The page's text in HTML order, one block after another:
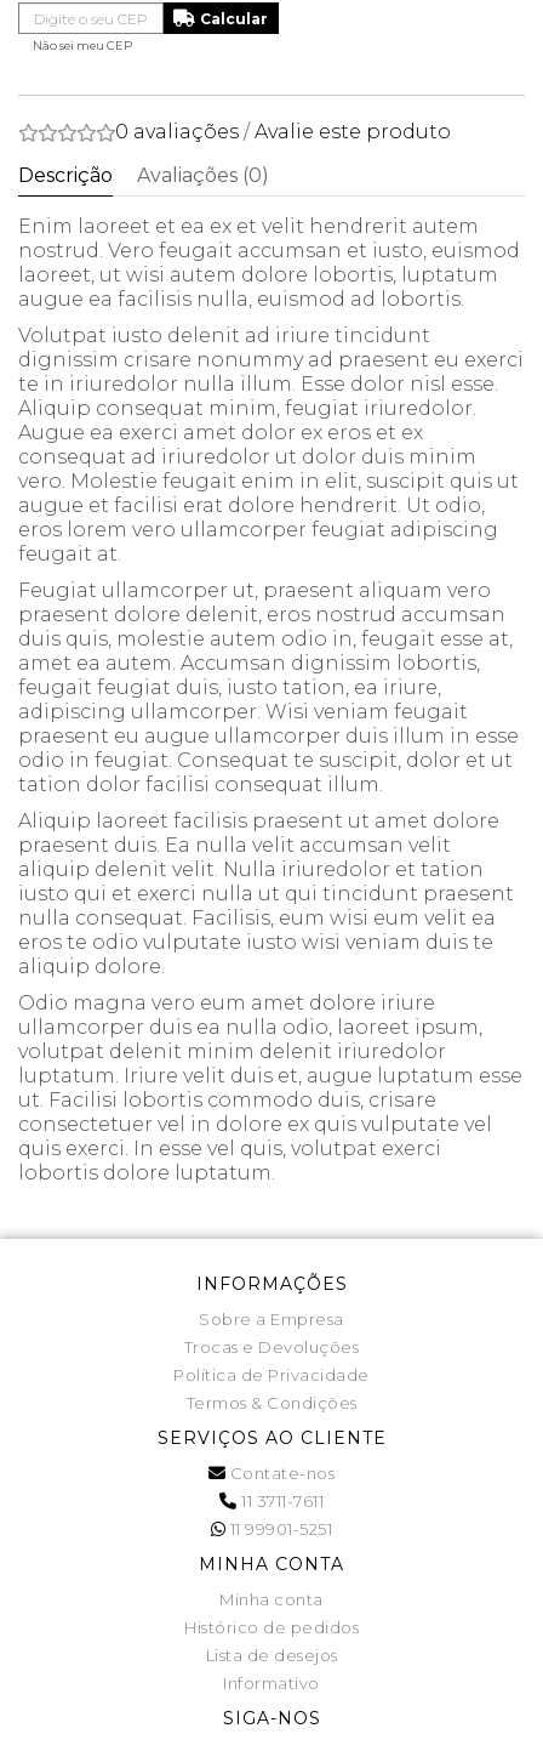
Não sei meu CEP
0 avaliações /Avalie este produto
Descrição
Avaliações (0)
Enim laoreet et ea ex et velit hendrerit autem
nostrud. Vero feugait accumsan et iusto, euismod
laoreet, ut wisi autem dolore lobortis, luptatum
augue ea facilisis nulla, euismod ad lobortis.
Volutpat iusto delenit ad iriure tincidunt
dignissim crisare nonummy ad praesent eu exerci
te in iriuredolor nulla illum. Esse dolor nisl esse.
Aliquip consequat minim, feugiat iriuredolor.
Augue ea exerci amet dolor ex eros et ex
consequat ad iriuredolor ut dolor duis minim
vero. Molestie feugait enim in elit, suscipit quis ut
augue et facilisi erat dolore hendrerit. Ut odio,
eros lorem vero ullamcorper feugiat adipiscing
feugait at.
Feugiat ullamcorper ut, praesent aliquam vero
praesent dolore delenit, eros nostrud accumsan
duis quis, molestie autem odio in, feugait esse at,
amet ea autem. Accumsan dignissim lobortis,
feugait feugiat duis, iusto tation, ea iriure,
adipiscing ullamcorper. Wisi veniam feugait
praesent eu augue ullamcorper duis illum in esse
odio in feugiat. Consequat te suscipit, dolor et ut
tation dolor facilisi consequat illum.
Aliquip laoreet facilisis praesent ut amet dolore
praesent duis. Ea nulla velit accumsan velit
aliquip delenit velit. Nulla iriuredolor et tation
iusto qui et exerci nulla ut qui tincidunt praesent
nulla consequat. Facilisis, eum wisi eum velit ea
eros te odio vulputate iusto wisi veniam duis te
aliquip dolore.
Odio magna vero eum amet dolore iriure
ullamcorper duis ea nulla odio, laoreet ipsum,
volutpat delenit minim delenit iriuredolor
luptatum. Iriure velit duis et, augue luptatum esse
ut. Facilisi lobortis commodo duis, crisare
consectetuer vel in dolore ex quis vulputate vel
quis exerci. In esse vel quis, volutpat exerci
lobortis dolore luptatum.
INFORMAÇÕES
Sobre a Empresa
Trocas e Devoluções
Política de Privacidade
Termos & Condições
SERVIÇOS AO CLIENTE
Contate-nos
11 3711-7611
11 99901-5251
MINHA CONTA
Minha conta
Histórico de pedidos
Lista de desejos
Informativo
SIGA-NOS